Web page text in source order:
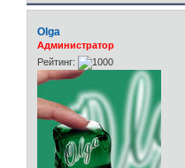
Olga
Администратор
Рейтинг: